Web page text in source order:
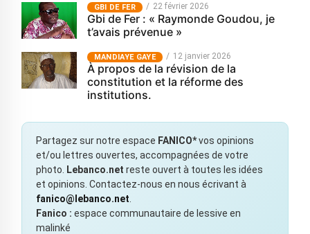
GBI DE FER 22 février 2026
Gbi de Fer : « Raymonde Goudou, je
t’avais prévenue »
MANDIAYE GAYE 12 janvier 2026
À propos de la révision de la
constitution et la réforme des
institutions.
Partagez sur notre espace FANICO*vos opinions
et/ou lettres ouvertes, accompagnées de votre
photo.
Lebanco.net reste ouvert à toutes les idées
et opinions. Contactez-nous en nous écrivant à
fanico@lebanco.net
Fanico : espace communautaire de lessive en
malinké